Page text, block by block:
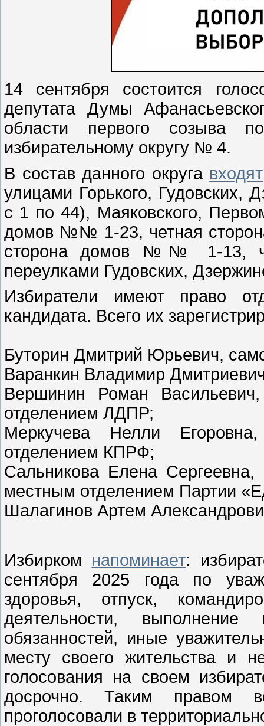
14 сентября состоится
депутата Думы
области первого созыва
избирательному округу № 4.
В состав данного округа входят
улицами Горького, Гудовских,
с 1 по 44), Маяковского,
домов №№ 1-23, четная
сторона домов №№ 1-13,
переулками Гудовских,
Избиратели имеют право
кандидата. Всего их
Буторин Дмитрий Юрьевич,
Варанкин Владимир
Вершинин Роман
отделением ЛДПР;
Меркучева Нелли
отделением КПРФ;
Сальникова Елена
местным отделением Партии
Шалагинов Артем
Избирком напоминает:
сентября 2025 года по
здоровья, отпуск,
деятельности, выполнение
обязанностей, иные
месту своего жительства и
голосования на своем
досрочно. Таким правом
проголосовали в